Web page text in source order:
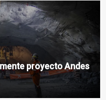
proyecto Andes